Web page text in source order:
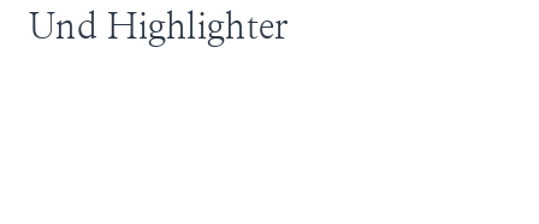
Und Highlighter